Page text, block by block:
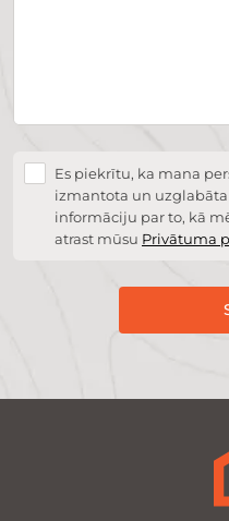
Es piekrītu, ka mana
izmantota un
informāciju par to, kā
atrast mūsu Privātuma